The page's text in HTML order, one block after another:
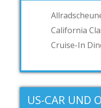
California
Cruise-In
US-CAR UND